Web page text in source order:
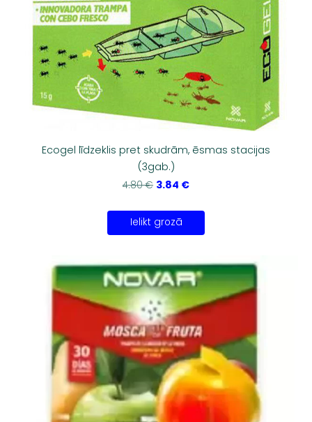
Ecogel līdzeklis pret skudrām, ēsmas stacijas
(3gab.)
4.80 € 3.84 €
Ielikt grozā